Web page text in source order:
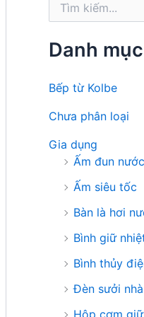
k
m
Danh
Bếp từ Kolbe
Chưa phân loại
Gia dụng
Ấm đun
Ấm siêu tốc
Bàn là hơi
Bình giữ
Bình thủy
Đèn sưởi